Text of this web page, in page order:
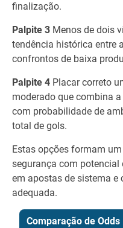
finalização.
Palpite 3 Menos de dois
tendência histórica entre
confrontos de baixa
Palpite 4 Placar correto
moderado que combina
com probabilidade de
total de gols.
Estas opções formam
segurança com
em apostas de sistema e
adequada.
Comparação de Odds